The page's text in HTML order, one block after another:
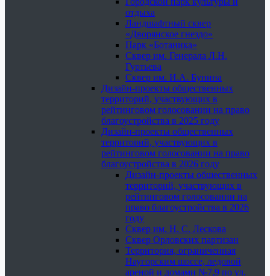
отдыха
Ландшафтный сквер
«Дворянское гнездо»
Парк «Ботаника»
Сквер им. Генерала Л.Н.
Гуртьева
Сквер им. И.А. Бунина
Дизайн-проекты общественных
территорий, участвующих в
рейтинговом голосовании на право
благоустройства в 2025 году
Дизайн-проекты общественных
территорий, участвующих в
рейтинговом голосовании на право
благоустройства в 2026 году
Дизайн-проекты общественных
территорий, участвующих в
рейтинговом голосовании на
право благоустройства в 2026
году
Сквер им. Н. С. Лескова
Сквер Орловских партизан
Территория, ограниченная
Наугорским шоссе, ледовой
ареной и домами №7,9 по ул.